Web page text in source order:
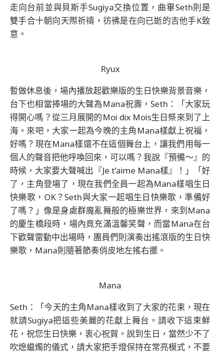
走向台前並與貝斯手Sugiya交換位置，曲畢Seth則是
雙手合十朝向天際祈禱，彷彿是在向已逝的吉他手K致
意。
Ryux
暫做休息後，場內播放起歡樂版的生日快樂背景音樂，
台下也相當捧場的大聲為Mana祝壽，Seth：「大家玩
得開心嗎？從三月展開的Moi dix Mois生日祭來到了上
海。來吧，大家一起為今晚的主角Mana樣獻上祝福，
好嗎？現在Mana樣還不在這個舞台上，讓我們用每一
個人的聲音把他呼喚回來，可以嗎？我說『預備～』的
時候，大家要大聲喊出『Je t’aime Mana樣』！」「好
了，主角登場了，現在我們全員一起為Mana樣唱生日
快樂歌，OK？Seth與大家一起唱生日快樂歌，準備好
了嗎？」像是身處群魔亂舞般的極樂世界，來到Mana
的慶生橋段時，場內竟充滿溫馨笑聲，而當Mana在台
下歡聲雷動中出場時，團員們則演奏出搖滾版的生日快
樂歌，Mana則隨著節奏俏皮地左搖右擺。
Mana
Seth：「今天的主角Mana樣收到了大家的花束，現在
就請Sugiya把這些美麗的花獻上舞台。請收下這束鮮
花，祝您生日快樂，衷心祝賀。說到生日，當然少不了
吹熄蠟燭的儀式，請大家把手燈保持在常亮模式，不要